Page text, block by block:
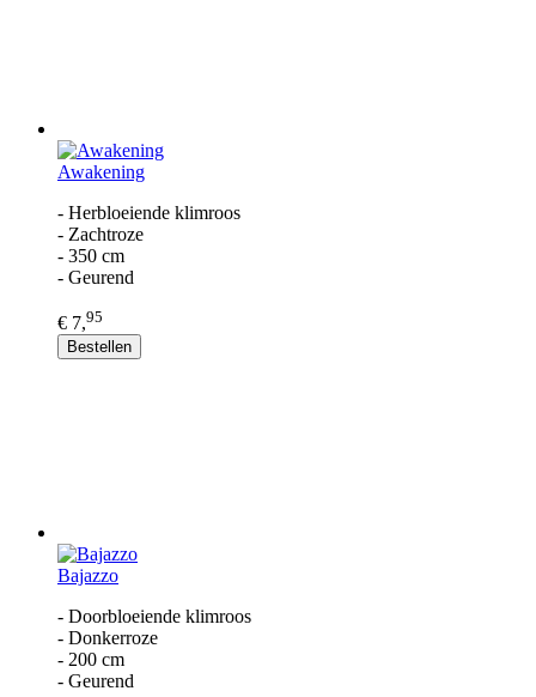
Awakening
- Herbloeiende klimroos
- Zachtroze
- 350 cm
- Geurend
€ 7,95
Bestellen
Bajazzo
- Doorbloeiende klimroos
- Donkerroze
- 200 cm
- Geurend